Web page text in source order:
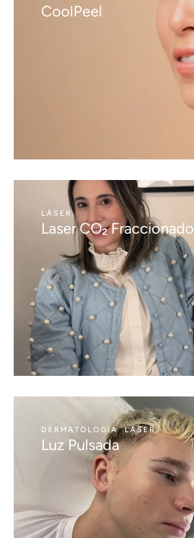
CoolPeel
LÁSER
Laser CO₂ Fraccionado
DERMATOLOGÍA LÁSER
Luz Pulsada